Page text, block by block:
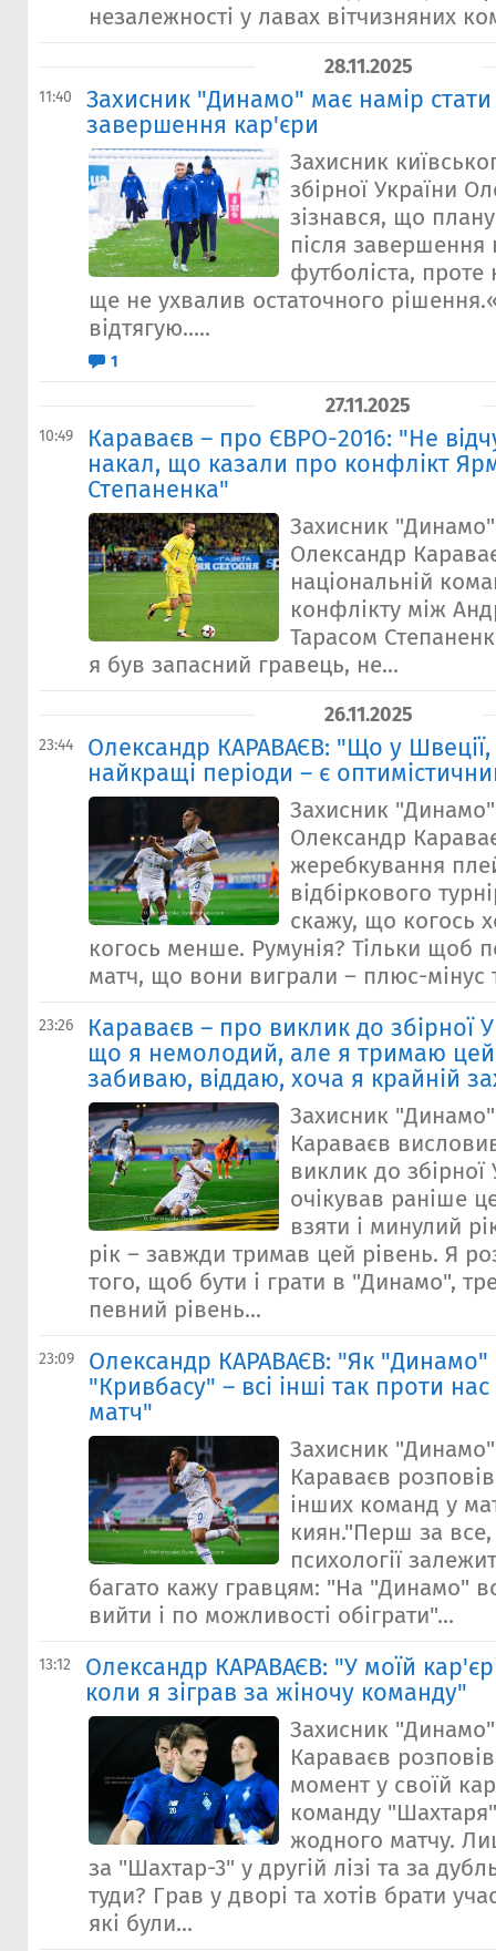
незалежності у лавах вітчизняних
28.11.2025
11:40
Захисник "Динамо" має намір
завершення кар'єри
Захисник
збірної України
зізнався, що
після завершення
футболіста,
ще не ухвалив остаточного
відтягую.....
1
27.11.2025
10:49
Караваєв – про ЄВРО-2016: "Не
накал, що казали про конфлікт
Степаненка"
Захисник "Динамо"
Олександр
національній
конфлікту між
Тарасом
я був запасний гравець, не...
26.11.2025
23:44
Олександр КАРАВАЄВ: "Що у
найкращі періоди – є
Захисник "Динамо"
Олександр
жеребкування
відбіркового
скажу, що когось
когось менше. Румунія? Тільки щоб
матч, що вони виграли – плюс-мінус
23:26
Караваєв – про виклик до збірної
що я немолодий, але я тримаю цей
забиваю, віддаю, хоча я крайній
Захисник
Караваєв
виклик до
очікував раніше
взяти і минулий
рік – завжди тримав цей рівень. Я
того, щоб бути і грати в "Динамо",
певний рівень...
23:09
Олександр КАРАВАЄВ: "Як "Динамо"
"Кривбасу" – всі інші так проти
матч"
Захисник
Караваєв
інших команд у
киян."Перш за все,
психології
багато кажу гравцям: "На "Динамо"
вийти і по можливості обіграти"...
13:12
Олександр КАРАВАЄВ: "У моїй
коли я зіграв за жіночу команду"
Захисник
Караваєв
момент у своїй
команду
жодного матчу.
за "Шахтар-3" у другій лізі та за
туди? Грав у дворі та хотів брати
які були...